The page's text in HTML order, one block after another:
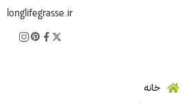
longlifegrasse.ir
خانه